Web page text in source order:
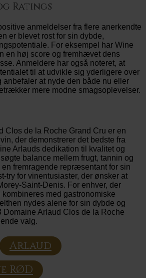
Ratings
anmeldelser fra flere anerkendte
er blevet rost for sin dybde,
For eksempel har Wine
en høj score og fremhævet dens
Anmeldere har også noteret, at
til at udvikle sig yderligere over
at nyde den både nu eller
mere modne smagsoplevelser.
Clos de la Roche Grand Cru er en
der demonstrerer det bedste fra
Arlauds dedikation til kvalitet og
balance mellem frugt, tannin og
fremragende repræsentant for sin
try for vinentusiaster, der ønsker at
Saint-Denis. For enhver, der
med gastronomiske
nydes alene for sin dybde og
Domaine Arlaud Clos de la Roche
valg.
Arlaud
RØD